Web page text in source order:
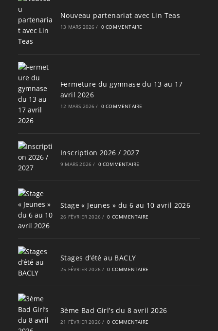
Nouveau partenariat avec Lin Teas
13 MARS 2026 / 0 COMMENTAIRE
Fermeture du gymnase du 13 au 17
avril 2026
12 MARS 2026 / 0 COMMENTAIRE
Inscription 2026 / 2027
9 MARS 2026 / 0 COMMENTAIRE
Stage « Jeunes » du 6 au 10 avril 2026
26 FÉVRIER 2026 / 0 COMMENTAIRE
Stages d’été au BACLY
25 FÉVRIER 2026 / 0 COMMENTAIRE
3ème Bad Girl’s du 8 avril 2026
21 FÉVRIER 2026 / 0 COMMENTAIRE